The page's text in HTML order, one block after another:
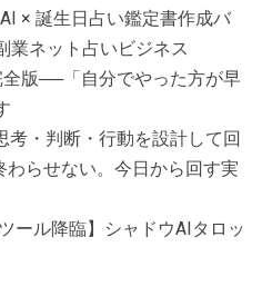
× 誕生日占い鑑定書作成バ
業ネット占いビジネス
版──「自分でやった方が早
・判断・行動を設計して回
らせない。今日から回す実
ール降臨】シャドウAIタロッ